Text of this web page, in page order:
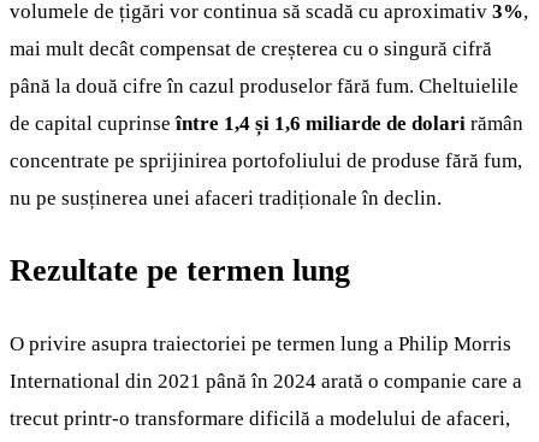
volumele de țigări vor continua să scadă cu aproximativ 3%,
mai mult decât compensat de creșterea cu o singură cifră
până la două cifre în cazul produselor fără fum. Cheltuielile
de capital cuprinseîntre 1,4 și 1,6 miliarde de dolari rămân
concentrate pe sprijinirea portofoliului de produse fără fum,
nu pe susținerea unei afaceri tradiționale în declin.
Rezultate pe termen lung
O privire asupra traiectoriei pe termen lung a Philip Morris
International din 2021 până în 2024 arată o companie care a
trecut printr-o transformare dificilă a modelului de afaceri,